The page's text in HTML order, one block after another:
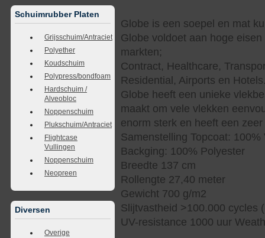
Schuimrubber Platen
Grijsschuim/Antraciet
Polyether
Koudschuim
Polypress/bondfoam
Hardschuim /
Alveobloc
Noppenschuim
Plukschuim/Antraciet
Flightcase
Vullingen
Noppenschuim
Neopreen
Diversen
Overige
Globe is een soepel en mat
Globe voldoet aan hoge
markten;
Contract, Healthcare,
Residential, Airports en
Globe heeft een unieke
maakt om vele vlekken
enorm sterk en heeft een
Samenstelling Topcoat: 100%
Backging: 100% Polyester
Breedte 137 cm
Rollengte 27,40 meter
Gewicht 700 g/m2
Slijtvastheid >100.000 cycles
UV-resistance 1000 uur